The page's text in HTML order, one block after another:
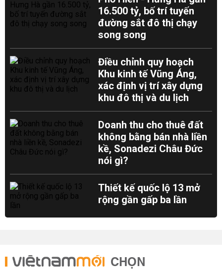
16.500 tỷ, bố trí tuyến
đường sắt đô thị chạy
song song
Điều chỉnh quy hoạch
Khu kinh tế Vũng Áng,
xác định vị trí xây dựng
khu đô thị và du lịch
Doanh thu cho thuê đất
không bằng bán nhà liền
kề, Sonadezi Châu Đức
nói gì?
Thiết kế quốc lộ 13 mở
rộng gần gấp ba lần
CHỌN